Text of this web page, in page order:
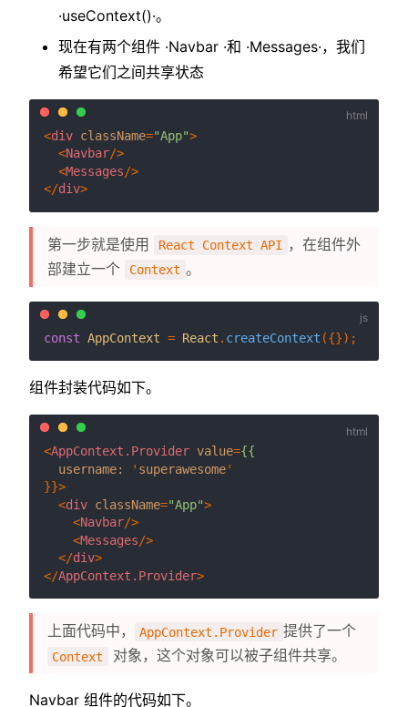
·useContext()·。
现在有两个组件 ·Navbar ·和 ·Messages·，我们
希望它们之间共享状态
<div className="App">
<Navbar/>
<Messages/>
</div>
第一步就是使用 React Context API ，在组件外
部建立一个
Context 。
const AppContext = React createContext
组件封装代码如下。
<AppContext.Provider value={{
username:
' superawesome'
}}>
<div className="App">
<Navbar/>
<Messages/>
</div>
</AppContext.Provider>
上面代码中， AppContext.Provider 提供了一个
Context 对象，这个对象可以被子组件共享。
Navbar 组件的代码如下。